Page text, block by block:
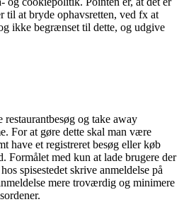
til at bryde ophavsretten, ved fx at
ikke begrænset til dette, og udgive
og take away
For at gøre dette skal man være
have et registreret besøg eller køb
Formålet med kun at lade brugere der
spisestedet skrive anmeldelse på
mere troværdig og minimere